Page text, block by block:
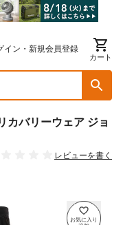
イン・新規会員登録
カート
カバリーウェア ジョ
レビューを書く